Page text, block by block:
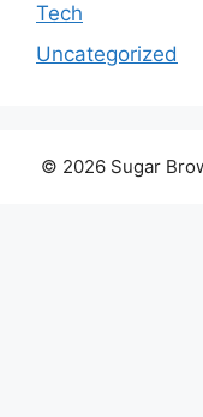
Tech
Uncategorized
© 2026 Sugar